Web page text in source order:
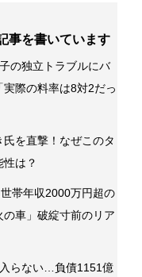
事を書いています
の独立トラブルにバ
際の料率は8対2だっ
氏を直撃！なぜこのタ
は？
帯年収2000万円超の
車」破綻寸前のリア
らない…負債1151億